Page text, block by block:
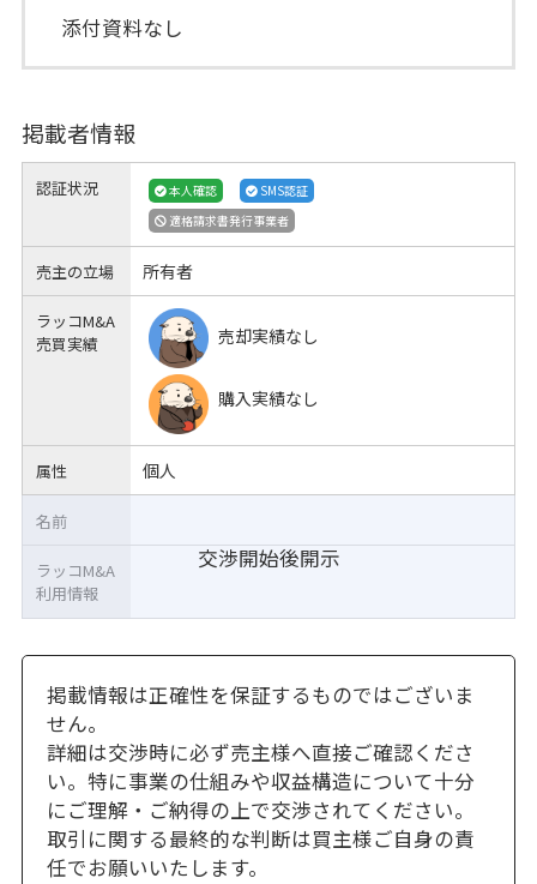
添付資料なし
掲載者情報
認証状況 本人確認
SMS認証
適格請求書発行事業者
売主の立場 所有者
ラッコM&A
売買実績
売却実績なし
購入実績なし
属性 個人
交渉開始後開示
名前
ラッコM&A
利用情報
掲載情報は正確性を保証するものではございま
せん。
詳細は交渉時に必ず売主様へ直接ご確認くださ
い。特に事業の仕組みや収益構造について十分
にご理解・ご納得の上で交渉されてください。
取引に関する最終的な判断は買主様ご自身の責
任でお願いいたします。